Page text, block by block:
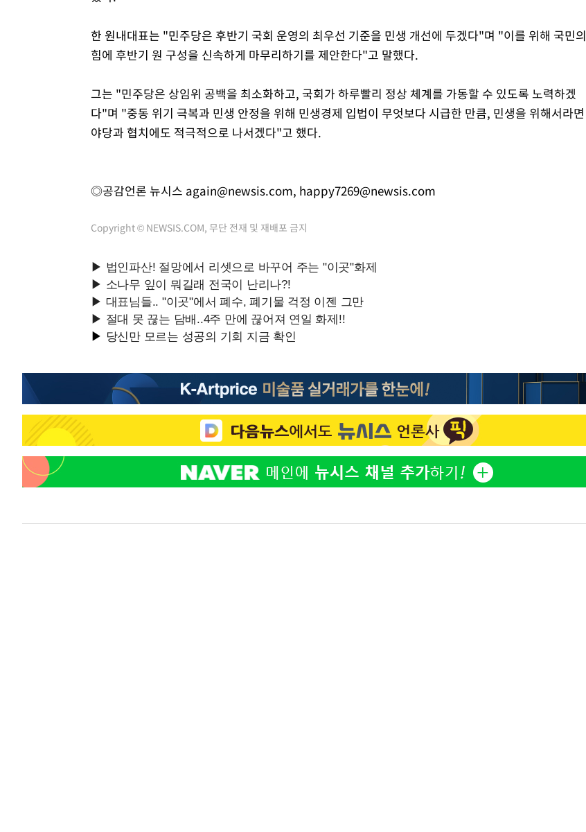
한 원내대표는 "민주당은 후반기 국회 운영의 최우선 기준을 민생 개선에 두겠다"며 "이를 위해 국민의
힘에 후반기 원 구성을 신속하게 마무리하기를 제안한다"고 말했다.
그는 "민주당은 상임위 공백을 최소화하고, 국회가 하루빨리 정상 체계를 가동할 수 있도록 노력하겠
다"며 "중동 위기 극복과 민생 안정을 위해 민생경제 입법이 무엇보다 시급한 만큼, 민생을 위해서라면
야당과 협치에도 적극적으로 나서겠다"고 했다.
◎공감언론 뉴시스 again@newsis.com, happy7269@newsis.com
Copyright © NEWSIS.COM, 무단 전재 및 재배포 금지